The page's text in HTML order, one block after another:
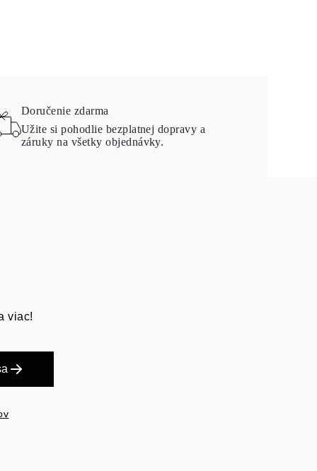
Doručenie zdarma
Užite si pohodlie bezplatnej dopravy a
záruky na všetky objednávky.
viac!